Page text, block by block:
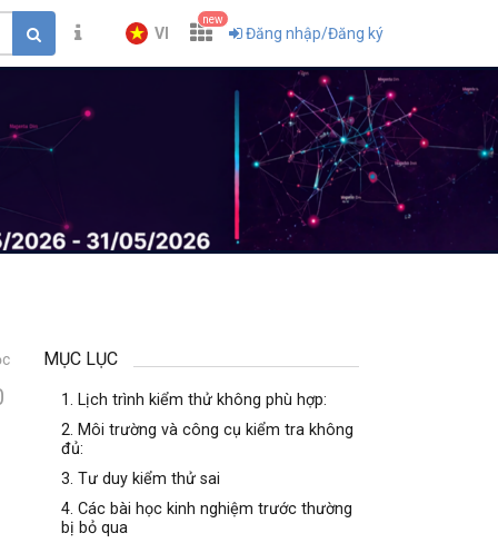
VI
new
Đăng nhập/Đăng ký
MỤC LỤC
1. Lịch trình kiểm thử không phù hợp:
2. Môi trường và công cụ kiểm tra không
đủ:
3. Tư duy kiểm thử sai
4. Các bài học kinh nghiệm trước thường
bị bỏ qua